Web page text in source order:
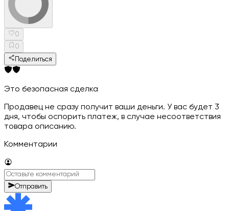
0
0
Поделиться
Это безопасная сделка
Продавец не сразу получит ваши деньги. У вас будет 3
дня, чтобы оспорить платеж, в случае несоответствия
товара описанию.
Комментарии
Отправить